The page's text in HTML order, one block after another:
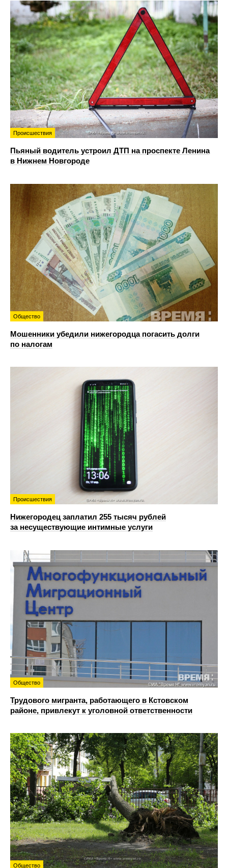
Происшествия
Пьяный водитель устроил ДТП на проспекте Ленина
в Нижнем Новгороде
Общество
Мошенники убедили нижегородца погасить долги
по налогам
Происшествия
Нижегородец заплатил 255 тысяч рублей
за несуществующие интимные услуги
Общество
Трудового мигранта, работающего в Кстовском
районе, привлекут к уголовной ответственности
Общество